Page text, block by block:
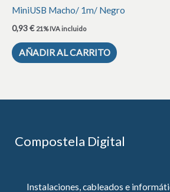
MiniUSB Macho/ 1m/ Negro
0,93€ 21% IVA incluido
AÑADIR AL CARRITO
Compostela Digital
Instalaciones, cableados e